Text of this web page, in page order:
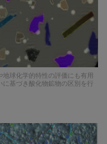
球化学的特性の評価にも有用
基づき酸化物鉱物の区別を行